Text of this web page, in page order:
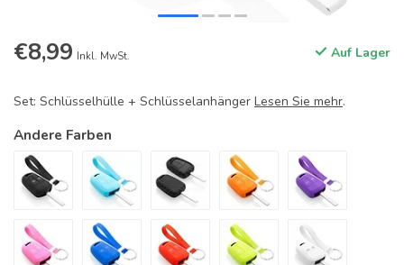
€8,99 Inkl. MwSt. Auf Lager
Set: Schlüsselhülle + Schlüsselanhänger Lesen Sie mehr.
Andere Farben